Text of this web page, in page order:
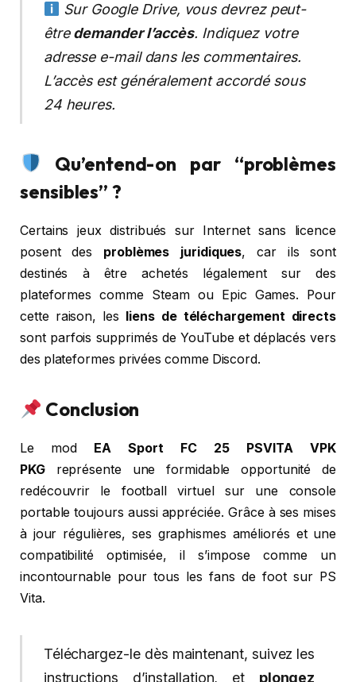
Sur Google Drive, vous devrez peut-
êtredemander l’accès. Indiquez votre
adresse e-mail dans les commentaires.
L’accès est généralement accordé sous
24 heures.
Qu’entend-on par “problèmes
sensibles” ?
Certains jeux distribués sur Internet sans licence
posent des problèmes juridiques, car ils sont
destinés à être achetés légalement sur des
plateformes comme Steam ou Epic Games. Pour
cette raison, les liens de téléchargement directs
sont parfois supprimés de YouTube et déplacés vers
des plateformes privées comme Discord.
Conclusion
Le mod EA Sport FC 25 PSVITA VPK
PKGreprésente une formidable opportunité de
redécouvrir le football virtuel sur une console
portable toujours aussi appréciée. Grâce à ses mises
à jour régulières, ses graphismes améliorés et une
compatibilité optimisée, il s’impose comme un
incontournable pour tous les fans de foot sur PS
Vita.
Téléchargez-le dès maintenant, suivez les
instructions d’installation, et plongez